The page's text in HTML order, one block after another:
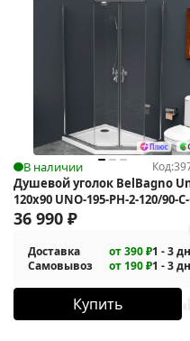
В наличии Код:
Душевой уголок BelBagno
120х90 UNO-195-PH-2-120/90-
36 990 ₽
Доставка от 390 ₽1 - 3
Самовывоз
от 190 ₽1 - 3
Купить